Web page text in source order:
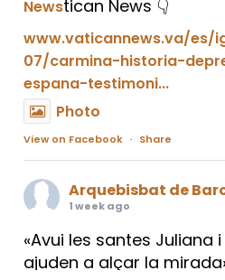
Newstican News 👇
www.vaticannews.va/es/
07/carmina-historia-
espana-testimoni...
Photo
View on Facebook · Share
Arquebisbat de
1 week ago
«Avui les santes Juliana
ajuden a alçar la